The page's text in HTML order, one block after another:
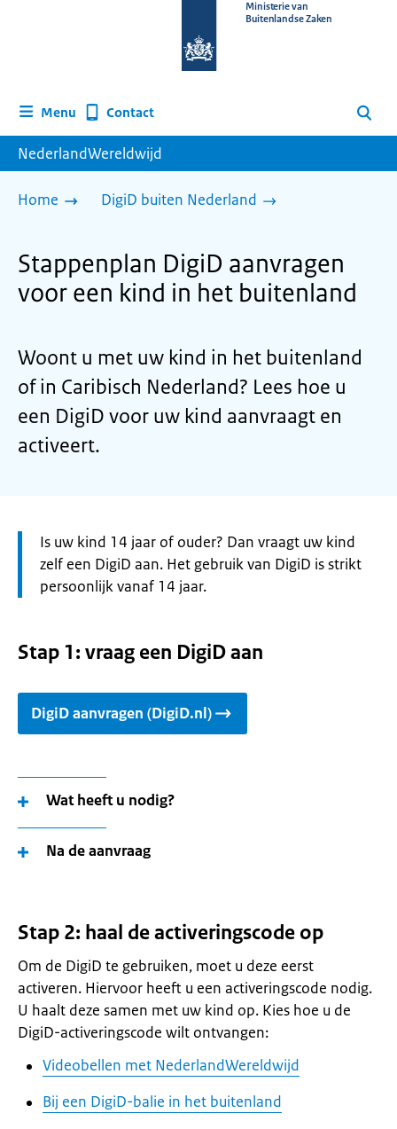
homepage
Ministerie van
Buitenlandse Zaken
Menu Contact Zoeken
NederlandWereldwijd
Home DigiD buiten Nederland
Stappenplan DigiD aanvragen
voor een kind in het buitenland
Woont u met uw kind in het buitenland
ofin Caribisch Nederland? Lees hoe u
een DigiD voor uw kind aanvraagt en
activeert.
Let
op:
Is uw kind 14 jaar of ouder? Dan vraagt uw kind
zelf een DigiD aan. Het gebruik van DigiD is strikt
persoonlijk vanaf 14 jaar.
Stap 1: vraag een DigiD aan
DigiD aanvragen (DigiD.nl)
Wat heeft u nodig?
Na de aanvraag
Stap 2: haal de activeringscode op
Om de DigiD te gebruiken, moet u deze eerst
activeren. Hiervoor heeft u een activeringscode nodig.
U haalt deze samen met uw kind op. Kies hoe u de
DigiD-activeringscode wilt ontvangen:
Videobellen met NederlandWereldwijd
Bij een DigiD-balie in het buitenland